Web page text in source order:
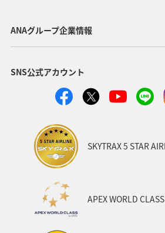
台湾 世界遺産 オセアニア
カナダ 香港
インドネシア ベルギー 川
スイス
フィリピン
マイルを使う
台北 シドニー
ANAグループ企業情報
SNS公式アカウント
SKYTRAX 5 STAR
APEX WORLD